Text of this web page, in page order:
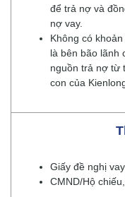
để trả nợ và
nợ vay.
Không có
là bên bão lãnh
nguồn trả nợ từ
con của
Giấy đề nghị
CMND/Hộ